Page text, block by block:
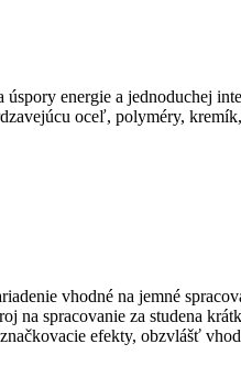
energie a jednoduchej
oceľ, polyméry,
vhodné na jemné
na spracovanie za studena
efekty, obzvlášť